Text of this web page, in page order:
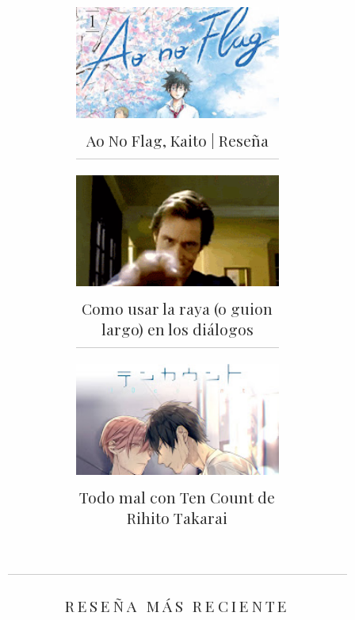
Ao No Flag, Kaito | Reseña
Como usar la raya (o guion
largo) en los diálogos
Todo mal con Ten Count de
Rihito Takarai
RESEÑA MÁS RECIENTE